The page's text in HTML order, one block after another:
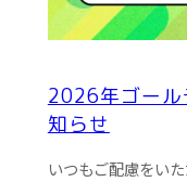
2026年ゴール
知らせ
いつもご配慮をい